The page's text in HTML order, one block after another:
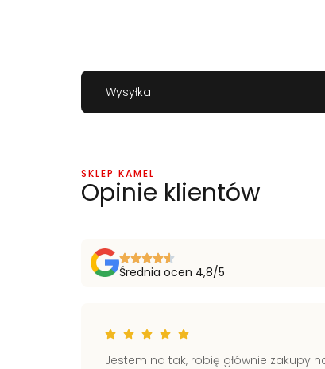
Wysyłka
SKLEP KAMEL
Opinie klientów
Średnia ocen 4,8/5
Jestem na tak, robię głównie zakupy